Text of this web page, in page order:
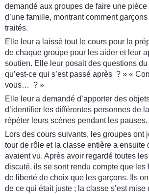
demandé aux groupes de faire une
d’une famille, montrant comment
traités.
Elle leur a laissé tout le cours pour la
de chaque groupe pour les aider et leur
soutien. Elle leur posait des questions du
qu’est-ce qui s’est passé après ? » «
vous… ? »
Elle leur a demandé d’apporter des
d’identifier les différentes personnes de
répéter leurs scènes pendant les pauses.
Lors des cours suivants, les groupes ont
tour de rôle et la classe entière a ensuite
avaient vu. Après avoir regardé toutes
discuté, ils se sont rendu compte que les
de liberté de choix que les garçons. Ils
de ce qui était juste ; la classe s’est mise